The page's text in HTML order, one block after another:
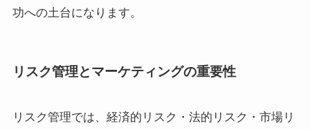
功への土台になります。
リスク管理とマーケティングの重要性
リスク管理では、経済的リスク・法的リスク・市場リ